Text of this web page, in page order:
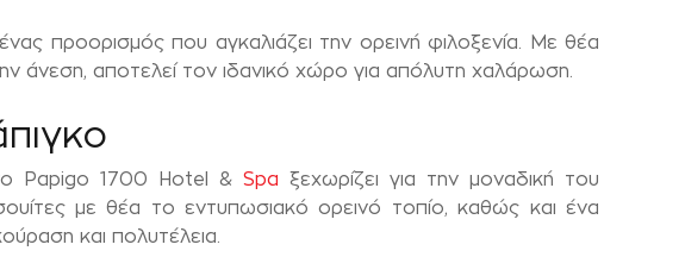
προορισμός που αγκαλιάζει την ορεινή φιλοξενία. Με θέα
άνεση, αποτελεί τον ιδανικό χώρο για απόλυτη χαλάρωση.
Papigo 1700 Hotel & Spa ξεχωρίζει για την μοναδική του
με θέα το εντυπωσιακό ορεινό τοπίο, καθώς και ένα
και πολυτέλεια.